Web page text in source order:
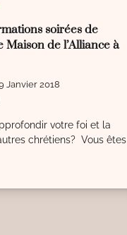
soirées de
de l’Alliance à
Janvier 2018
votre foi et la
chrétiens? Vous êtes